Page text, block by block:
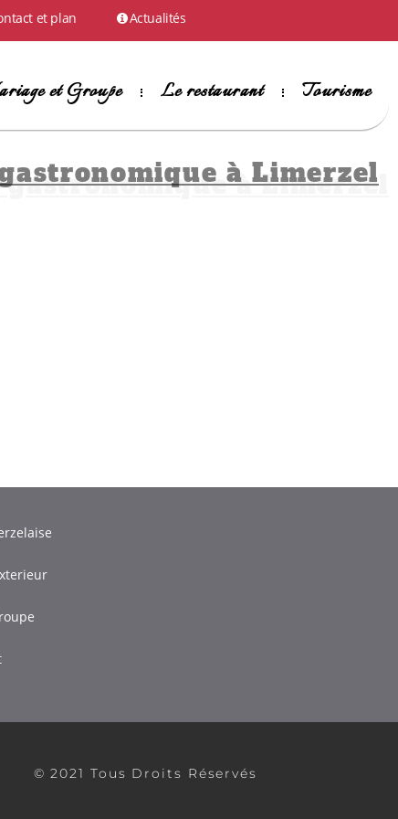
et plan Actualités
et Groupe Le restaurant Tourisme
à Limerzel
© 2021 Tous Droits Réservés